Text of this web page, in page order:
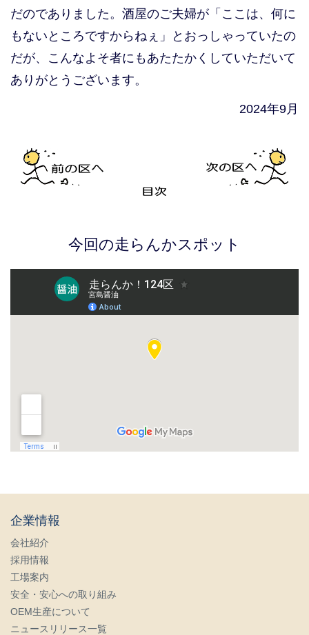
だのでありました。酒屋のご夫婦が「ここは、何に
もないところですからねぇ」とおっしゃっていたの
だが、こんなよそ者にもあたたかくしていただいて
ありがとうございます。
2024年9月
今回の走らんかスポット
企業情報
会社紹介
採用情報
工場案内
安全・安心への取り組み
OEM生産について
ニュースリリース一覧